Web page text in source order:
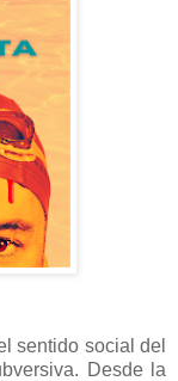
sentido social del
Desde la